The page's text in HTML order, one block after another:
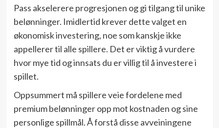
Pass akselerere progresjonen og gi tilgang til unike
belønninger. Imidlertid krever dette valget en
økonomisk investering, noe som kanskje ikke
appellerer til alle spillere. Det er viktig å vurdere
hvor mye tid og innsats du er villig til å investere i
spillet.
Oppsummert må spillere veie fordelene med
premium belønninger opp mot kostnaden og sine
personlige spillmål. Å forstå disse avveiningene